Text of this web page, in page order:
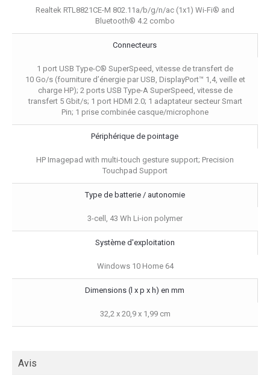
Realtek RTL8821CE-M 802.11a/b/g/n/ac (1x1) Wi-Fi® and
Bluetooth® 4.2 combo
Connecteurs
1 port USB Type-C® SuperSpeed, vitesse de transfert de
10 Go/s (fourniture d’énergie par USB, DisplayPort™ 1,4, veille et
charge HP); 2 ports USB Type-A SuperSpeed, vitesse de
transfert 5 Gbit/s; 1 port HDMI 2.0; 1 adaptateur secteur Smart
Pin; 1 prise combinée casque/microphone
Périphérique de pointage
HP Imagepad with multi-touch gesture support; Precision
Touchpad Support
Type de batterie / autonomie
3-cell, 43 Wh Li-ion polymer
Système d'exploitation
Windows 10 Home 64
Dimensions (l x p x h) en mm
32,2 x 20,9 x 1,99 cm
Avis